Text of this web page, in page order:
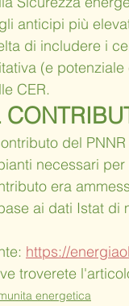
anticipi più
di includere i
(e
CER.
del
necessari
era
ai dati Istat di
https://
troverete
energetica